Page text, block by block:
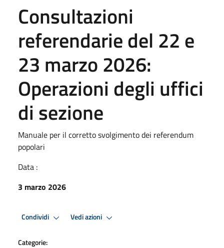
Consultazioni
referendarie del 22 e
23 marzo 2026:
Operazioni degli uffici
di sezione
Manuale per il corretto svolgimento dei referendum
popolari
Data :
3 marzo 2026
Condividi Vedi azioni
Categorie: